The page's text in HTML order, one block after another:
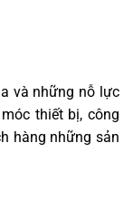
và những nỗ lực
thiết bị, công
hàng những sản